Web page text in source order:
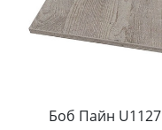
Боб Пайн U1127